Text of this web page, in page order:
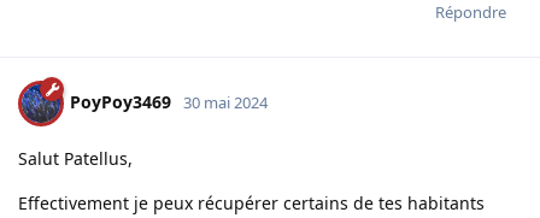
Répondre
PoyPoy3469 30 mai 2024
Salut Patellus,
Effectivement je peux récupérer certains de tes habitants